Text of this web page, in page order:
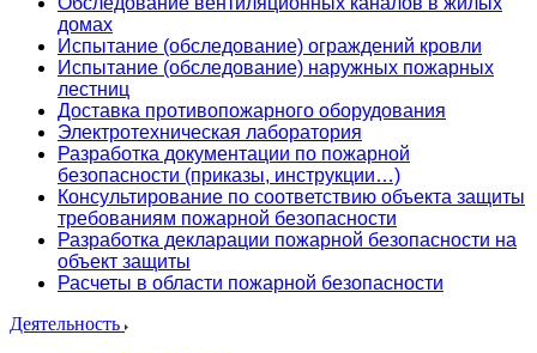
домах
Испытание (обследование) ограждений кровли
Испытание (обследование) наружных пожарных
лестниц
Доставка противопожарного оборудования
Электротехническая лаборатория
Разработка документации по пожарной
безопасности (приказы, инструкции…)
Консультирование по соответствию объекта защиты
требованиям пожарной безопасности
Разработка декларации пожарной безопасности на
объект защиты
Расчеты в области пожарной безопасности
Деятельность